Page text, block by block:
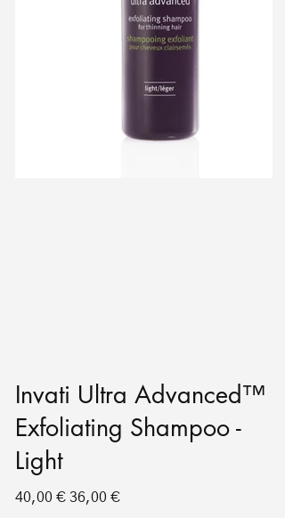
Invati Ultra Advanced™
Exfoliating Shampoo -
Light
Original
price
40,00 € Sale
price
36,00 €